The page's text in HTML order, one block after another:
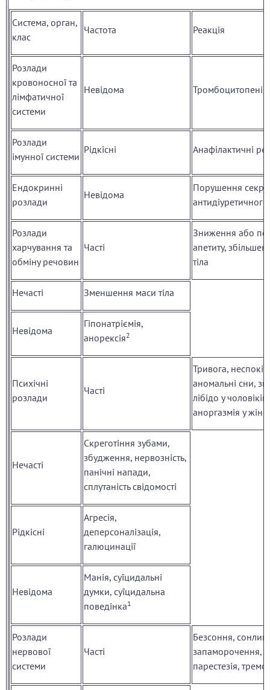
Система, орган,
клас
Частота Реакція
Розлади
кровоносної та
лімфатичної
системи
Невідома Тромбоцитопенія
Розлади
імунної системи
Рідкісні Анафілактичні
Ендокринні
розлади
Невідома
Порушення
Розлади
харчування та
обміну речовин
Часті
Зниження або
апетиту,
тіла
Нечасті Зменшення маси тіла
Невідома
Гіпонатріємія,
анорексія2
Психічні
розлади
Часті
Тривога, неспокій,
аномальні сни,
лібідо у
аноргазмія у
Нечасті
Скреготіння зубами,
збудження, нервозність,
панічні напади,
сплутаність свідомості
Рідкісні
Агресія,
деперсоналізація,
галюцинації
Невідома
Манія, суїцидальні
думки, суїцидальна
поведінка1
Розлади
нервової
системи
Часті
Безсоння,
запаморочення,
парестезія,